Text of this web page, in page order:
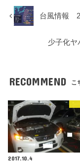
台風情報
少子化
RECOMMEND こ
2017.10.4